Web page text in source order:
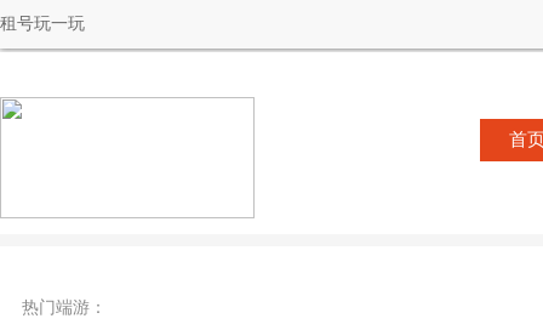
租号玩一玩
首
热门端游：